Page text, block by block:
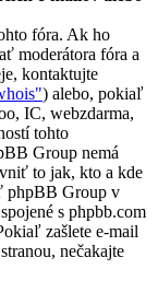
fóra. Ak ho
moderátora fóra a
kontaktujte
) alebo, pokiaľ
IC, webzdarma,
tohto
Group nemá
to jak, kto a kde
phpBB Group v
s phpbb.com
zašlete e-mail
nečakajte